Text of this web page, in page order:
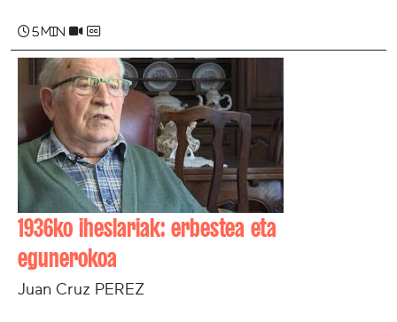
5 min
1936ko iheslariak: erbestea eta
egunerokoa
Juan Cruz PEREZ